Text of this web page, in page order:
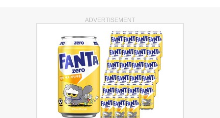
ADVERTISEMENT